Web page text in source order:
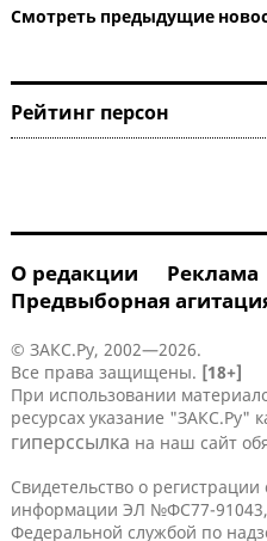
Смотреть
Рейтинг
О редакции
Реклама
Предвыборная
© ЗАКС.Ру, 2002—2026.
Все права защищены. [18+]
При использовании
ресурсах указание "ЗАКС.Ру"
гиперссылка на наш сайт
Свидетельство о регистрации
информации ЭЛ №ФС77-
Федеральной службой по